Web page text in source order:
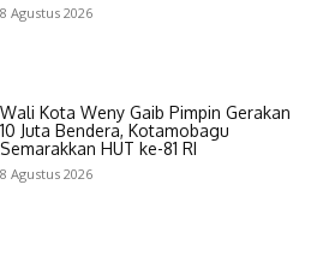
8 Agustus 2026
Wali Kota Weny Gaib Pimpin Gerakan
10 Juta Bendera, Kotamobagu
Semarakkan HUT ke-81 RI
8 Agustus 2026